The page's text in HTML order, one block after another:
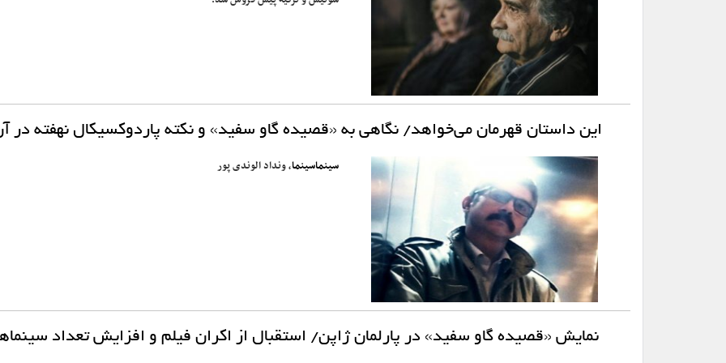
این داستان قهرمان می‌خواهد/ نگاهی به «قصیده گاو سفید» و نکته پاردوکسیکال نهفته در
سینماسینما، ونداد الوندی پور
نمایش «قصیده گاو سفید» در پارلمان ژاپن/ استقبال از اکران فیلم و افزایش تعداد